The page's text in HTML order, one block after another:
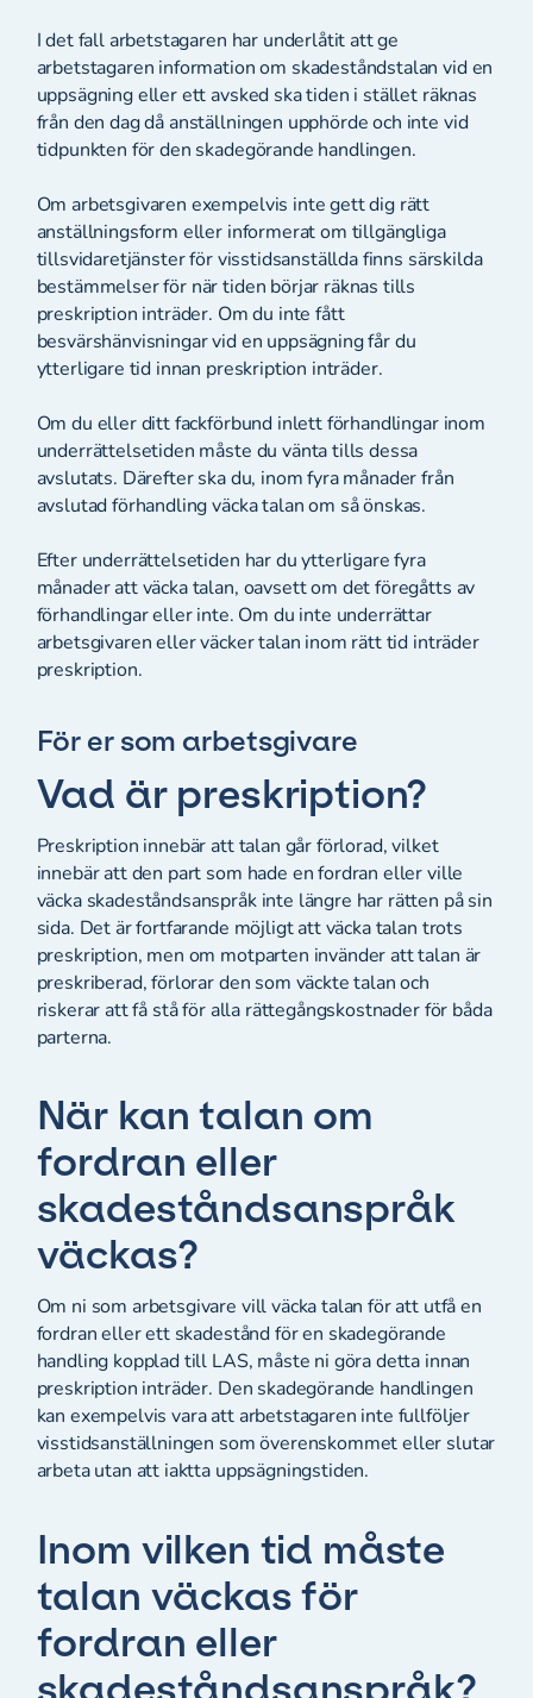
I det fall arbetstagaren har underlåtit att ge
arbetstagaren information om skadeståndstalan vid en
uppsägning eller ett avsked ska tiden i stället räknas
från den dag då anställningen upphörde och inte vid
tidpunkten för den skadegörande handlingen.
Om arbetsgivaren exempelvis inte gett dig rätt
anställningsform eller informerat om tillgängliga
tillsvidaretjänster för visstidsanställda finns särskilda
bestämmelser för när tiden börjar räknas tills
preskription inträder. Om du inte fått
besvärshänvisningar vid en uppsägning får du
ytterligare tid innan preskription inträder.
Om du eller ditt fackförbund inlett förhandlingar inom
underrättelsetiden måste du vänta tills dessa
avslutats. Därefter ska du, inom fyra månader från
avslutad förhandling väcka talan om så önskas.
Efter underrättelsetiden har du ytterligare fyra
månader att väcka talan, oavsett om det föregåtts av
förhandlingar eller inte. Om du inte underrättar
arbetsgivaren eller väcker talan inom rätt tid inträder
preskription.
För er som arbetsgivare
Vad är preskription?
Preskription innebär att talan går förlorad, vilket
innebär att den part som hade en fordran eller ville
väcka skadeståndsanspråk inte längre har rätten på sin
sida. Det är fortfarande möjligt att väcka talan trots
preskription, men om motparten invänder att talan är
preskriberad, förlorar den som väckte talan och
riskerar att få stå för alla rättegångskostnader för båda
parterna.
När kan talan om
fordran eller
skadeståndsanspråk
väckas?
Om ni som arbetsgivare vill väcka talan för att utfå en
fordran eller ett skadestånd för en skadegörande
handling kopplad till LAS, måste ni göra detta innan
preskription inträder. Den skadegörande handlingen
kan exempelvis vara att arbetstagaren inte fullföljer
visstidsanställningen som överenskommet eller slutar
arbeta utan att iaktta uppsägningstiden.
Inom vilken tid måste
talan väckas för
fordran eller
skadeståndsanspråk?